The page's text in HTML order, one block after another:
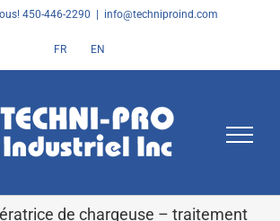
450-446-2290 info@techniproind.com
FR EN
de chargeuse – traitement